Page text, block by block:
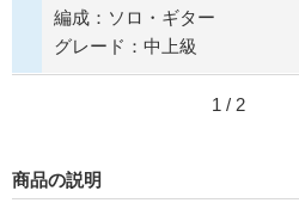
編成：ソロ・ギター
グレード：中上級
1 / 2
商品の説明